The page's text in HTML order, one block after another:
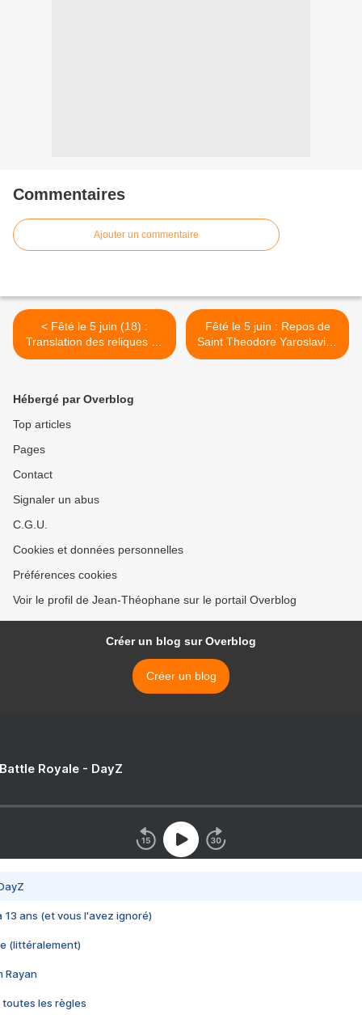
Commentaires
Ajouter un commentaire
< Fêté le 5 juin (18) :
Translation des reliques du
Croyant Saint George,
Fêté le 5 juin : Repos de
Saint Theodore Yaroslavich
le Grand Frère de Saint
Hébergé par Overblog
Top articles
Pages
Contact
Signaler un abus
C.G.U.
Cookies et données personnelles
Préférences cookies
Voir le profil de Jean-Théophane sur le portail Overblog
Créer un blog sur Overblog
Créer un blog
Royale - DayZ
13 ans (et vous l'avez ignoré)
(littéralement)
Rayan
toutes les règles